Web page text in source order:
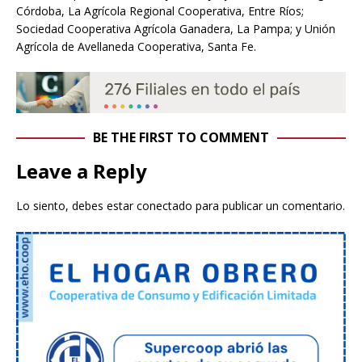
Córdoba, La Agrícola Regional Cooperativa, Entre Ríos;
Sociedad Cooperativa Agrícola Ganadera, La Pampa; y Unión
Agrícola de Avellaneda Cooperativa, Santa Fe.
BE THE FIRST TO COMMENT
Leave a Reply
Lo siento, debes estarconectado para publicar un comentario.